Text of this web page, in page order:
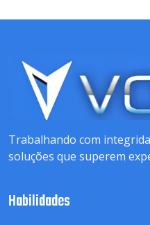
Trabalhando com
soluções que superem
Habilidades